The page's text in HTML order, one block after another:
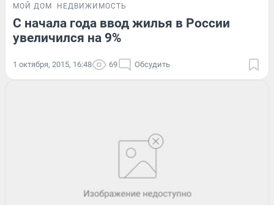
МОЙ ДОМ НЕДВИЖИМОСТЬ
С начала года ввод жилья в России
увеличился на 9%
1 октября, 2015, 16:48 69 Обсудить